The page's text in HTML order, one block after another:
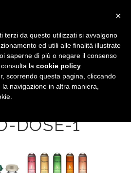
DOSE-1
×
terzi da questo utilizzati si avvalgono
ed utili alle finalità illustrate
saperne di più o negare il consenso
la cookie policy
scorrendo questa pagina, cliccando
navigazione in altra maniera,